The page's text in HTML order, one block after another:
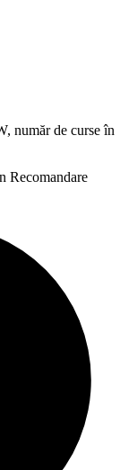
număr de curse în
Recomandare